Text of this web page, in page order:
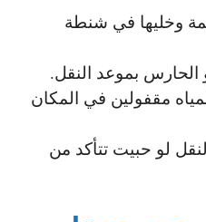
وخليها في شنطة
الحارس بموعد النقل.
مقفولين في المكان
لو حبيت تتأكد من